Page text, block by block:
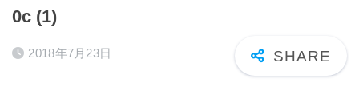
0c (1)
2018年7月23日